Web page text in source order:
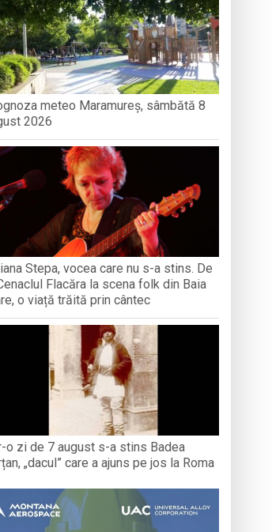
marelui voievod, la
dezvoltă anxietate,
o perspectivă diferită
meteo Maramureș, sâmbătă 8
2026
Stepa, vocea care nu s-a stins. De
Flacăra la scena folk din Baia
o viață trăită prin cântec
o zi de 7 august s-a stins Badea
„dacul” care a ajuns pe jos la Roma